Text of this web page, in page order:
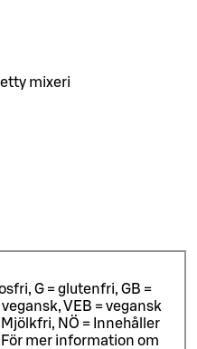
mixeri
G = glutenfri, GB =
VEB = vegansk
NÖ = Innehåller
mer information om